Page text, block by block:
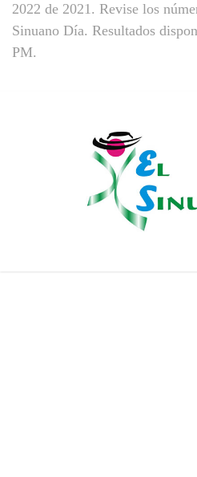
2022 de 2021. Revise los
Sinuano Día. Resultados
PM.